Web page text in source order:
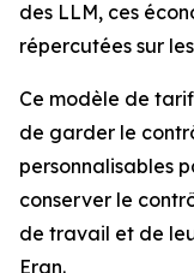
des LLM, ces
répercutées sur
Ce modèle de
de garder le
personnalisables
conserver le
de travail et de
Eran.